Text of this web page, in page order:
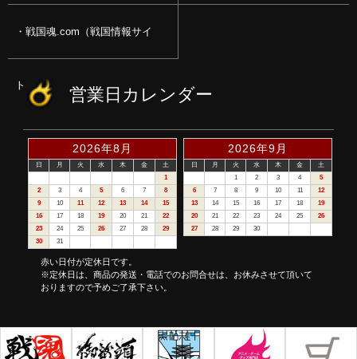
戦国魂.com（戦国情報サイ
ト） 営業日カレンダー
2026年8月
日 月 火 水 木 金
土
1
2
3 4 5 6 7
8
9
10 11 12 13 14
15
16
17 18 19 20 21
22
23
24 25 26 27 28
29
30
31
2026年9月
日 月 火 水 木 金
土
1
2 3 4
5
6
7 8 9 10 11
12
13
14 15 16 17 18
19
20
21 22 23 24 25
26
27
28 29 30
赤い日付が定休日です。
※定休日は、商品の発送・電話でのお問合せは、お休みさせて頂いて
おりますので予めご了承下さい。